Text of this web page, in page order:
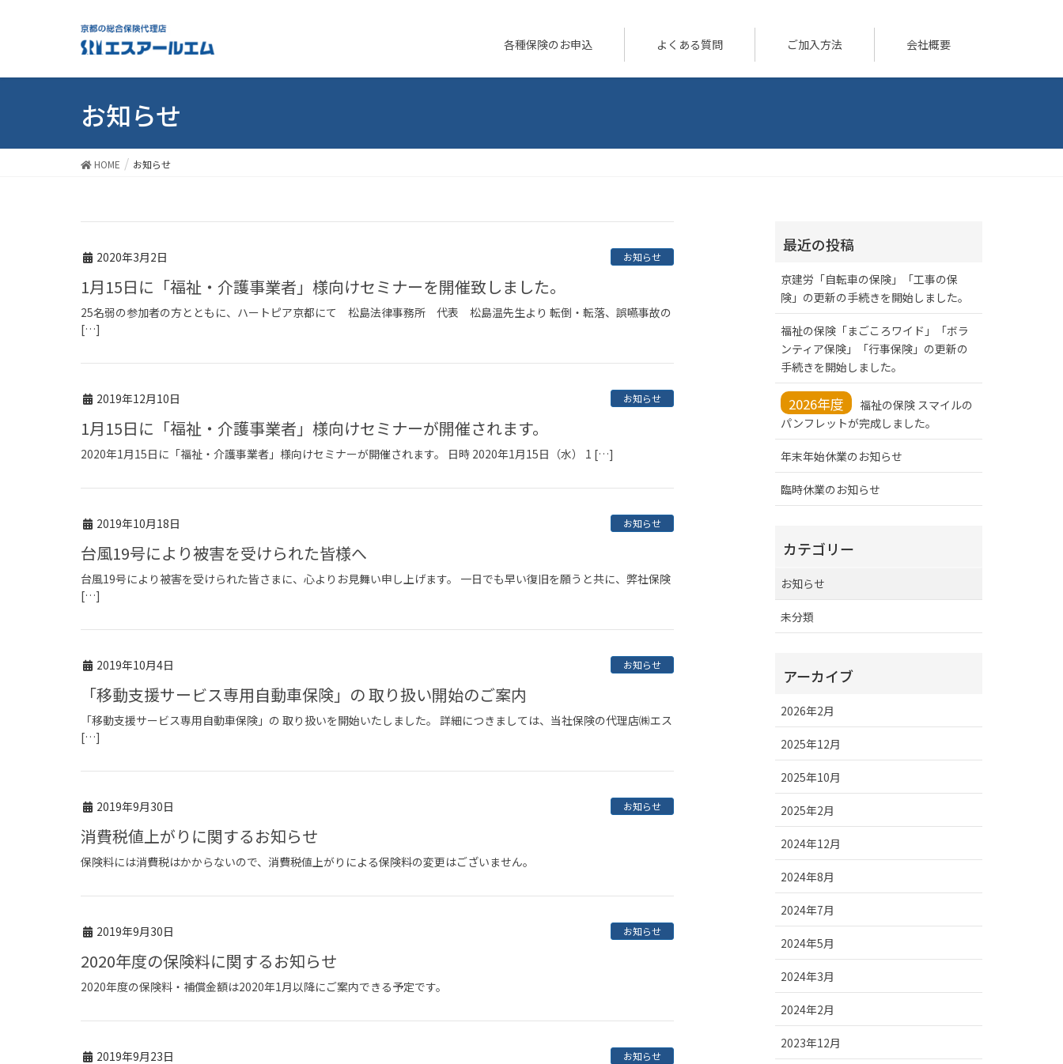
各種保険のお申込 よくある質問 ご加入方法 会社概要
お知らせ
HOME お知らせ
2020年3月2日 お知らせ
1月15日に「福祉・介護事業者」様向けセミナーを開催致しました。
25名弱の参加者の方とともに、ハートピア京都にて 松島法律事務所 代表 松島温先生より 転倒・転落、誤嚥事故の
[…]
2019年12月10日 お知らせ
1月15日に「福祉・介護事業者」様向けセミナーが開催されます。
2020年1月15日に「福祉・介護事業者」様向けセミナーが開催されます。 日時 2020年1月15日（水） 1 […]
2019年10月18日 お知らせ
台風19号により被害を受けられた皆様へ
台風19号により被害を受けられた皆さまに、心よりお見舞い申し上げます。 一日でも早い復旧を願うと共に、弊社保険
[…]
2019年10月4日 お知らせ
「移動支援サービス専用自動車保険」の 取り扱い開始のご案内
「移動支援サービス専用自動車保険」の 取り扱いを開始いたしました。 詳細につきましては、当社保険の代理店㈱エス
[…]
2019年9月30日 お知らせ
消費税値上がりに関するお知らせ
保険料には消費税はかからないので、消費税値上がりによる保険料の変更はございません。
2019年9月30日 お知らせ
2020年度の保険料に関するお知らせ
2020年度の保険料・補償金額は2020年1月以降にご案内できる予定です。
2019年9月23日 お知らせ
最近の投稿
京建労「自転車の保険」「工事の保
険」の更新の手続きを開始しました。
福祉の保険「まごころワイド」「ボラ
ンティア保険」「行事保険」の更新の
手続きを開始しました。
2026年度
福祉の保険 スマイルの
パンフレットが完成しました。
年末年始休業のお知らせ
臨時休業のお知らせ
カテゴリー
お知らせ
未分類
アーカイブ
2026年2月
2025年12月
2025年10月
2025年2月
2024年12月
2024年8月
2024年7月
2024年5月
2024年3月
2024年2月
2023年12月